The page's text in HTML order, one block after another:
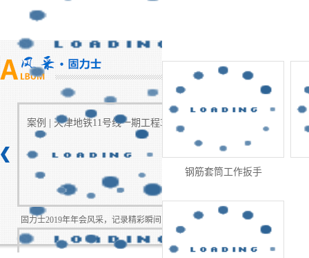
钢筋套筒工作扳手
案例 | 天津地铁11号线一期工程3标项目
固力士2019年年会风采，记录精彩瞬间
公司领导与外商在可悍性套筒生产